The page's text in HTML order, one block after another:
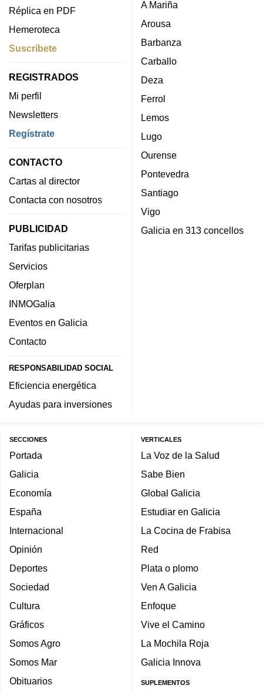
Réplica en PDF
Hemeroteca
Suscríbete
REGISTRADOS
Mi perfil
Newsletters
Regístrate
CONTACTO
Cartas al director
Contacta con nosotros
PUBLICIDAD
Tarifas publicitarias
Servicios
Oferplan
INMOGalia
Eventos en Galicia
Contacto
RESPONSABILIDAD SOCIAL
Eficiencia energética
Ayudas para inversiones
A Mariña
Arousa
Barbanza
Carballo
Deza
Ferrol
Lemos
Lugo
Ourense
Pontevedra
Santiago
Vigo
Galicia en 313 concellos
SECCIONES
Portada
Galicia
Economía
España
Internacional
Opinión
Deportes
Sociedad
Cultura
Gráficos
Somos Agro
Somos Mar
Obituarios
VERTICALES
La Voz de la Salud
Sabe Bien
Global Galicia
Estudiar en Galicia
La Cocina de Frabisa
Red
Plata o plomo
Ven A Galicia
Enfoque
Vive el Camino
La Mochila Roja
Galicia Innova
SUPLEMENTOS